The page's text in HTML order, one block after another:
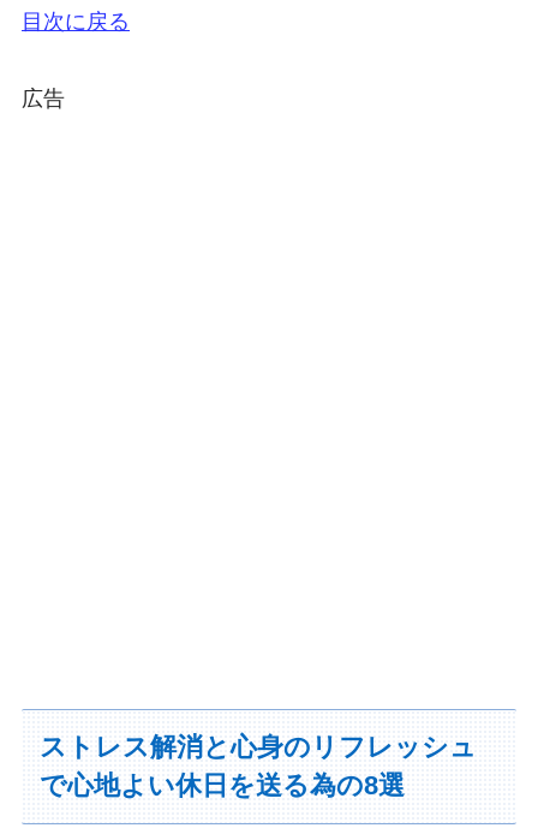
目次に戻る
広告
ストレス解消と心身のリフレッシュ
で心地よい休日を送る為の8選